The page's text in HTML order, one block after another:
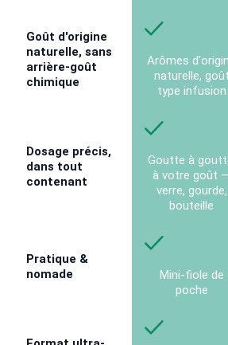
Goût d'origine
naturelle, sans
arrière-goût
chimique
Arômes
naturelle, goût
type infusion
Dosage précis,
dans tout
contenant
Goutte à
à votre goût
verre, gourde,
bouteille
Pratique &
nomade
Mini-fiole de
poche